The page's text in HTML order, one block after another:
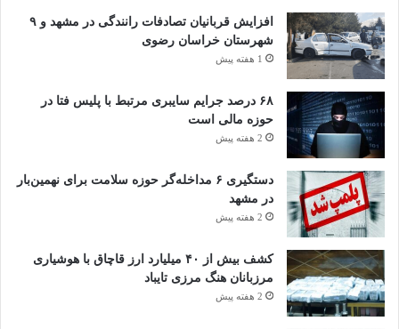
افزایش قربانیان تصادفات رانندگی در مشهد و ۹
شهرستان خراسان رضوی
1 هفته پیش
۶۸ درصد جرایم سایبری مرتبط با پلیس فتا در
حوزه مالی است
2 هفته پیش
دستگیری ۶ مداخله‌گر حوزه سلامت برای نهمین‌بار
در مشهد
2 هفته پیش
کشف بیش از ۴۰ میلیارد ارز قاچاق با هوشیاری
مرزبانان هنگ مرزی تایباد
2 هفته پیش